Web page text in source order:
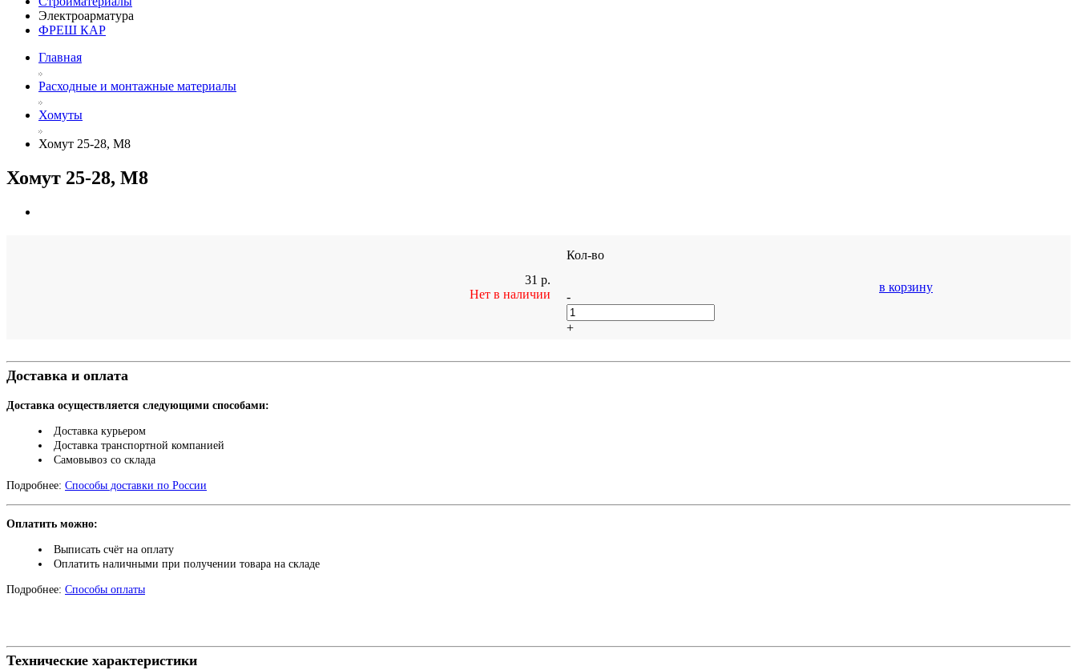
Электроарматура
ФРЕШ КАР
Главная
Расходные и монтажные материалы
Хомуты
Хомут 25-28, М8
Хомут 25-28, М8
31 р.
Нет в наличии
Кол-во
-
+
в корзину
Доставка и оплата
Доставка осуществляется следующими способами:
Доставка курьером
Доставка транспортной компанией
Самовывоз со склада
Подробнее: Способы доставки по России
Оплатить можно:
Выписать счёт на оплату
Оплатить наличными при получении товара на складе
Подробнее: Способы оплаты
Технические характеристики